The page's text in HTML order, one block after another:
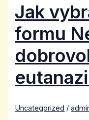
Jak
formu
Uncategorized /